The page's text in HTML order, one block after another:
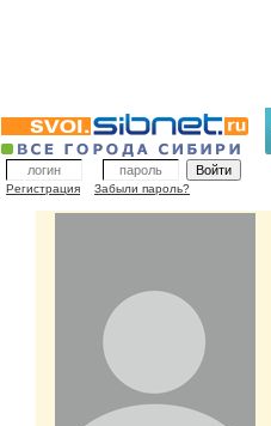
Регистрация Забыли пароль?